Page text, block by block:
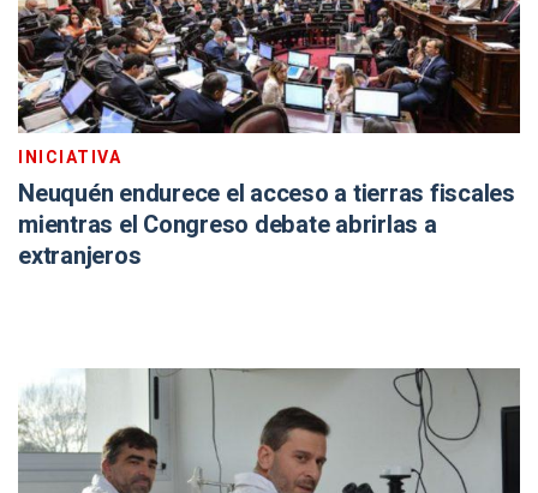
INICIATIVA
Neuquén endurece el acceso a tierras fiscales
mientras el Congreso debate abrirlas a
extranjeros